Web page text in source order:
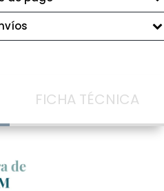
FICHA TÉCNICA